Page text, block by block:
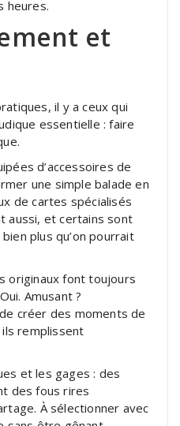
heures.
et
il y a ceux qui
essentielle : faire
d’accessoires de
une simple balade en
de cartes spécialisés
aussi, et certains sont
plus qu’on pourrait
originaux font toujours
Amusant ?
créer des moments de
remplissent
et les gages : des
des fous rires
À sélectionner avec